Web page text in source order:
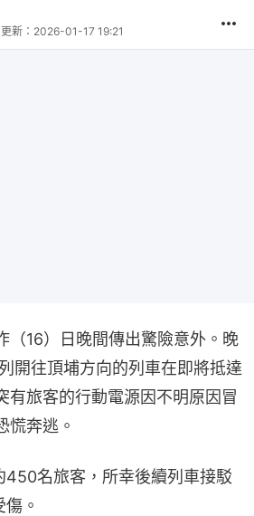
更新： 2026-01-17 19:21
（16）日晚間傳出驚險意外。晚
開往頂埔方向的列車在即將抵達
有旅客的行動電源因不明原因冒
慌奔逃。
450名旅客，所幸後續列車接駁
。